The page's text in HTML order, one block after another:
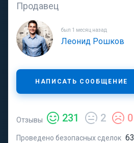
Продавец
был 1 месяц назад
Леонид Рошков
НАПИСАТЬ СООБЩЕНИЕ
Отзывы 231 2 0
Проведено безопасных сделок